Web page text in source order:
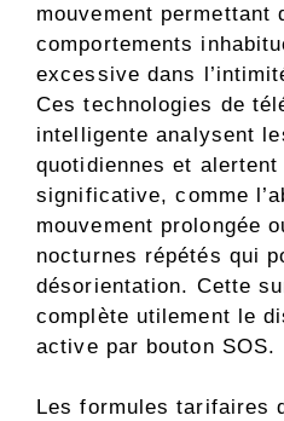
mouvement permettant
comportements
excessive dans
Ces technologies de
intelligente analysent
quotidiennes et
significative, comme
mouvement prolongée
nocturnes répétés qui
désorientation. Cette
complète utilement le
active par bouton SOS.
Les formules tarifaires